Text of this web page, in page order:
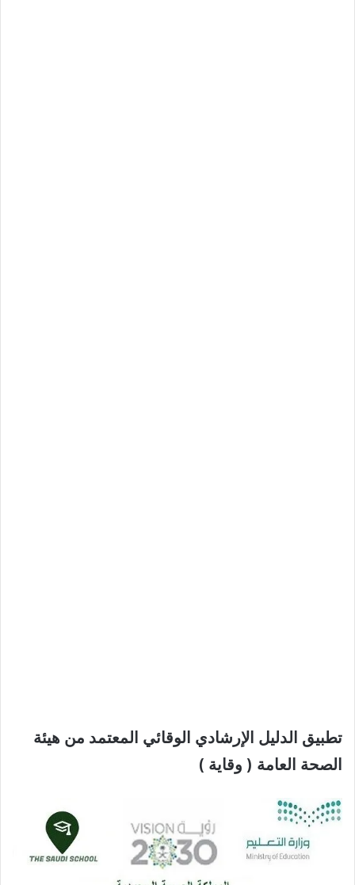
تطبيق الدليل الإرشادي الوقائي المعتمد من هيئة
الصحة العامة ( وقاية )